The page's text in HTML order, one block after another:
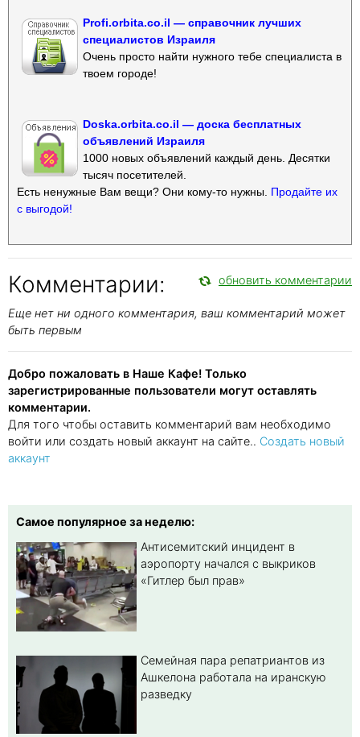
Profi.orbita.co.il — справочник лучших
специалистов Израиля
Очень просто найти нужного тебе специалиста в
твоем городе!
Doska.orbita.co.il — доска бесплатных
объявлений Израиля
1000 новых объявлений каждый день. Десятки
тысяч посетителей.
Есть ненужные Вам вещи? Они кому-то нужны. Продайте их
с выгодой!
Комментарии: обновить комментарии
Еще нет ни одного комментария, ваш комментарий может
быть первым
Добро пожаловать в Наше Кафе! Только
зарегистрированные пользователи могут оставлять
комментарии.
Для того чтобы оставить комментарий вам необходимо
войти или создать новый аккаунт на сайте.. Создать новый
аккаунт
Самое популярное за неделю:
Антисемитский инцидент в
аэропорту начался с выкриков
«Гитлер был прав»
Семейная пара репатриантов из
Ашкелона работала на иранскую
разведку